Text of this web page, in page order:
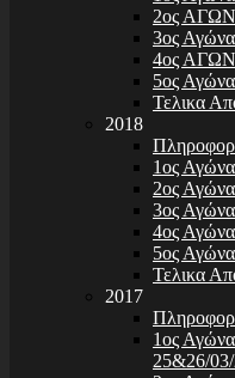
2ος
3ος
4ος
5ος
Τελικα
2018
1ος
2ος
3ος
4ος
5ος
Τελικα
2017
1ος
25&26/